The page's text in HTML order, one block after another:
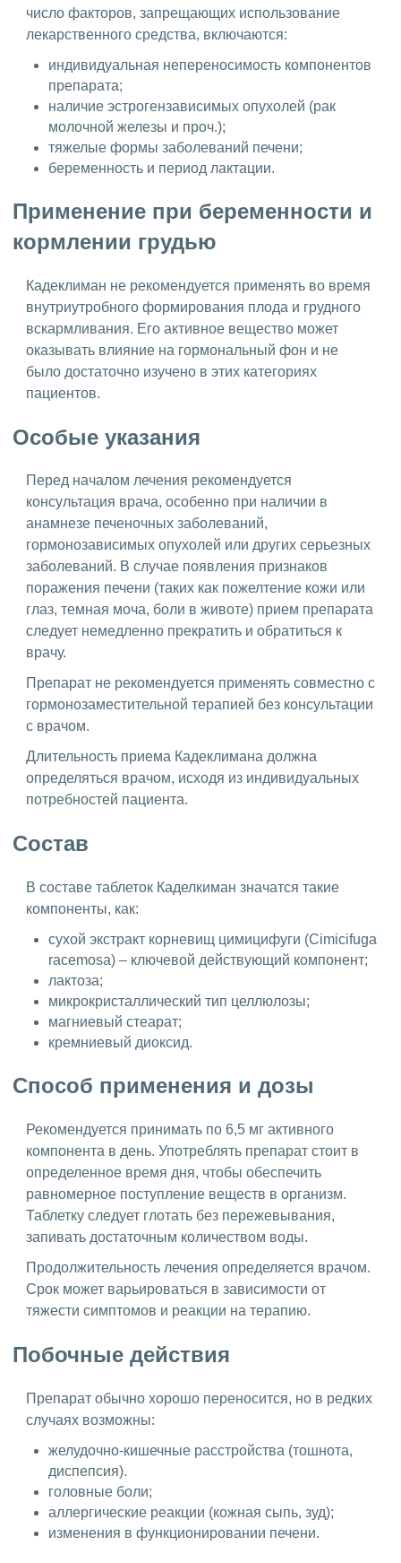
число факторов, запрещающих использование
лекарственного средства, включаются:
индивидуальная непереносимость компонентов
препарата;
наличие эстрогензависимых опухолей (рак
молочной железы и проч.);
тяжелые формы заболеваний печени;
беременность и период лактации.
Применение при беременности и
кормлении грудью
Кадеклиман не рекомендуется применять во время
внутриутробного формирования плода и грудного
вскармливания. Его активное вещество может
оказывать влияние на гормональный фон и не
было достаточно изучено в этих категориях
пациентов.
Особые указания
Перед началом лечения рекомендуется
консультация врача, особенно при наличии в
анамнезе печеночных заболеваний,
гормонозависимых опухолей или других серьезных
заболеваний. В случае появления признаков
поражения печени (таких как пожелтение кожи или
глаз, темная моча, боли в животе) прием препарата
следует немедленно прекратить и обратиться к
врачу.
Препарат не рекомендуется применять совместно с
гормонозаместительной терапией без консультации
с врачом.
Длительность приема Кадеклимана должна
определяться врачом, исходя из индивидуальных
потребностей пациента.
Состав
В составе таблеток Каделкиман значатся такие
компоненты, как:
сухой экстракт корневищ цимицифуги (Cimicifuga
racemosa) – ключевой действующий компонент;
лактоза;
микрокристаллический тип целлюлозы;
магниевый стеарат;
кремниевый диоксид.
Способ применения и дозы
Рекомендуется принимать по 6,5 мг активного
компонента в день. Употреблять препарат стоит в
определенное время дня, чтобы обеспечить
равномерное поступление веществ в организм.
Таблетку следует глотать без пережевывания,
запивать достаточным количеством воды.
Продолжительность лечения определяется врачом.
Срок может варьироваться в зависимости от
тяжести симптомов и реакции на терапию.
Побочные действия
Препарат обычно хорошо переносится, но в редких
случаях возможны:
желудочно-кишечные расстройства (тошнота,
диспепсия).
головные боли;
аллергические реакции (кожная сыпь, зуд);
изменения в функционировании печени.